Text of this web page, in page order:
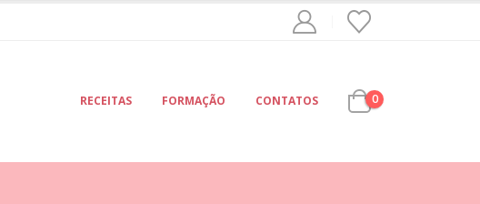
RECEITAS FORMAÇÃO CONTATOS 0